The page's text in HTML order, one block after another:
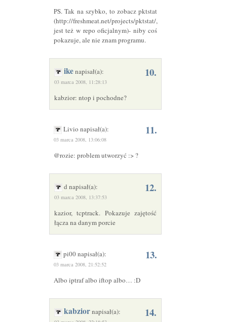
PS. Tak na szybko, to zobacz pktstat
(http://freshmeat.net/projects/pktstat/,
jest też w repo oficjalnym)- niby coś
pokazuje, ale nie znam programu.
10.
ikenapisał(a):
03 marca 2008, 11:28:13
kabzior: ntop i pochodne?
11.
Livio napisał(a):
03 marca 2008, 13:06:08
@rozie: problem utworzyć :> ?
12.
d napisał(a):
03 marca 2008, 13:37:53
kazior, tcptrack. Pokazuje zajętość
łącza na danym porcie
13.
pi00 napisał(a):
03 marca 2008, 21:52:52
Albo iptraf albo iftop albo… :D
14.
kabziornapisał(a):